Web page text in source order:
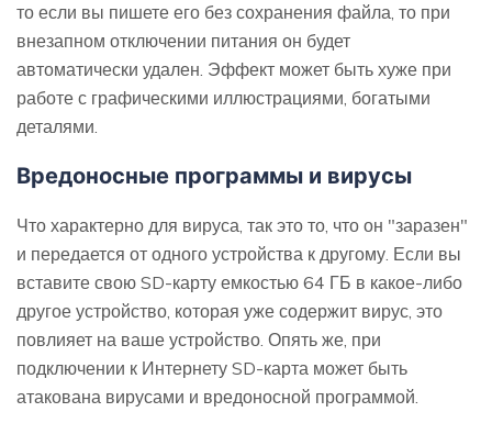
то если вы пишете его без сохранения файла, то при
внезапном отключении питания он будет
автоматически удален. Эффект может быть хуже при
работе с графическими иллюстрациями, богатыми
деталями.
Вредоносные программы и вирусы
Что характерно для вируса, так это то, что он "заразен"
и передается от одного устройства к другому. Если вы
вставите свою SD-карту емкостью 64 ГБ в какое-либо
другое устройство, которая уже содержит вирус, это
повлияет на ваше устройство. Опять же, при
подключении к Интернету SD-карта может быть
атакована вирусами и вредоносной программой.